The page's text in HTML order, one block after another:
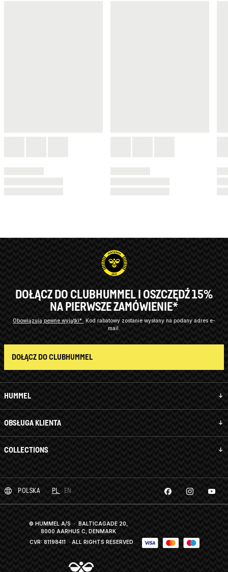
HUMMEL
OBSŁUGA KLIENTA
COLLECTIONS
DOŁĄCZ DO CLUBHUMMEL I OSZCZĘDŹ 15%
NA PIERWSZE ZAMÓWIENIE*
Obowiązują pewne wyjątki*
Kod rabatowy zostanie wysłany na podany adres e-
mail.
DOŁĄCZ DO CLUBHUMMEL
POLSKA PL EN
© HUMMEL A/S · BALTICAGADE 20,
8000 AARHUS C, DENMARK
CVR: 81198411 · ALL RIGHTS RESERVED